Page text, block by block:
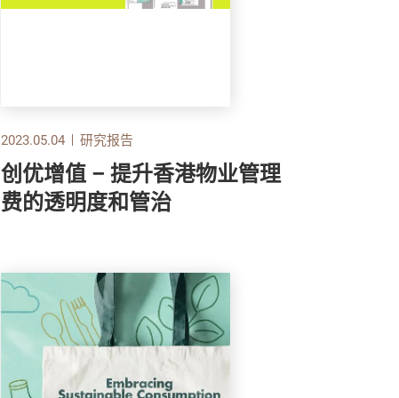
2023.05.04 研究报告
创优增值 – 提升香港物业管理
费的透明度和管治